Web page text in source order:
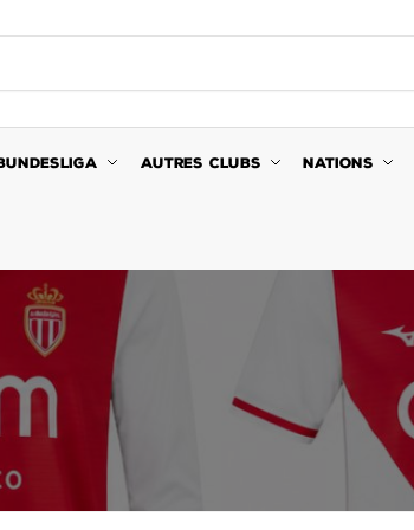
AUTRES CLUBS NATIONS